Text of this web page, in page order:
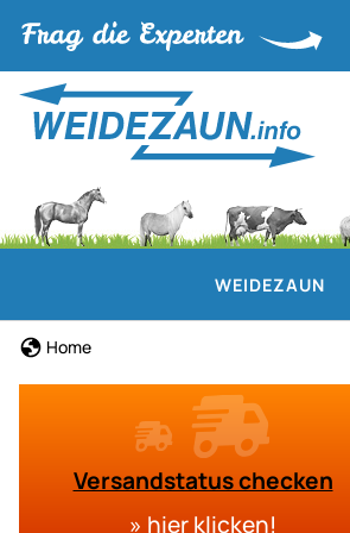
WEIDEZAUN
Home
Versandstatus checken
» hier klicken!